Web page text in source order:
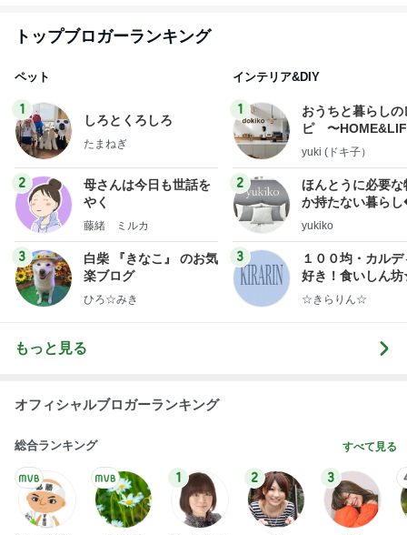
トップブロガーランキング
ペット
1
しろとくろしろ
たまねぎ
2
母さんは今日も世話を
やく
藤緒 ミルカ
3
白柴 『きなこ』 のお気
楽ブログ
ひろ☆みき
インテリア&DIY
1
おうちと暮らしの
ピ 〜
yuki (ドキ子）
2
ほんとうに必要な
か持たない暮ら
ep Life Simple◆
yukiko
3
１００均・カルデ
好き！食いしん
らりん☆のブログ
☆きらりん☆
もっと見る
オフィシャルブロガーランキング
総合ランキング すべて見る
1 2 3